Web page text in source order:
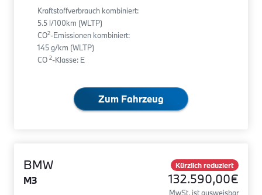
Kraftstoffverbrauch kombiniert:
5.5 l/100km (WLTP)
CO2-Emissionen kombiniert:
145 g/km (WLTP)
CO 2-Klasse: E
Zum Fahrzeug
BMW
M3
Kürzlich reduziert
132.590,00€
MwSt. ist ausweisbar